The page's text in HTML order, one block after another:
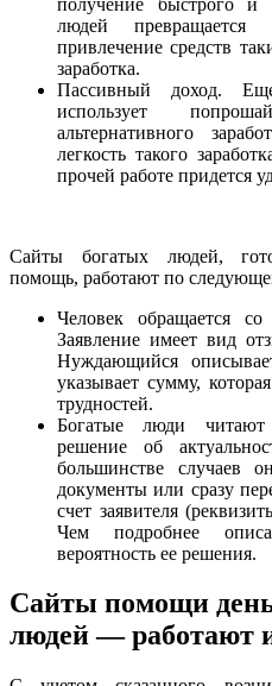
людей
привлечение средств
заработка.
Пассивный доход.
использует
альтернативного
легкость такого
прочей работе придется
Сайты богатых людей,
помощь, работают по
Человек обращается
Заявление имеет вид
Нуждающийся
указывает сумму,
трудностей.
Богатые люди
решение об
большинстве случаев
документы или сразу
счет заявителя
Чем подробнее
вероятность ее решения.
Сайты помощи
людей — работают